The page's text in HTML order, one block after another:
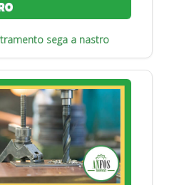
sega a nastro